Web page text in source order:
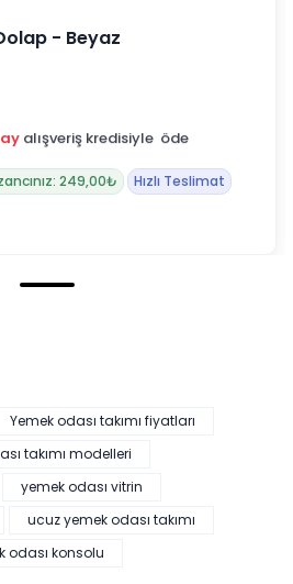
- Beyaz
alışveriş kredisiyle öde
249,00₺ Hızlı Teslimat
Yemek odası takımı fiyatları
takımı modelleri
yemek odası vitrin
ucuz yemek odası takımı
odası konsolu